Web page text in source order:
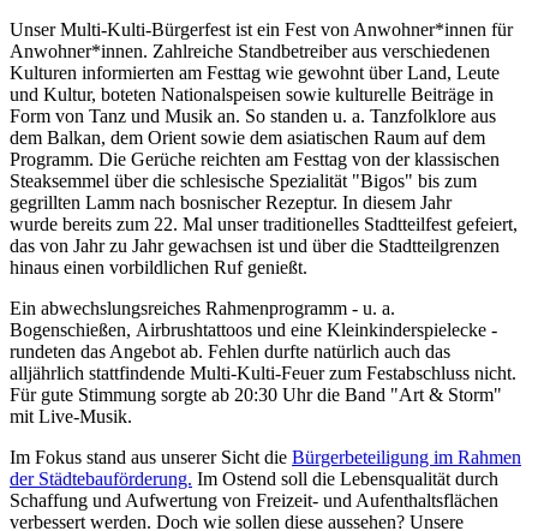
Unser Multi-Kulti-Bürgerfest ist ein Fest von Anwohner*innen für
Anwohner*innen. Zahlreiche Standbetreiber aus verschiedenen
Kulturen informierten am Festtag wie gewohnt über Land, Leute
und Kultur, boteten Nationalspeisen sowie kulturelle Beiträge in
Form von Tanz und Musik an. So standen u. a. Tanzfolklore aus
dem Balkan, dem Orient sowie dem asiatischen Raum auf dem
Programm. Die Gerüche reichten am Festtag von der klassischen
Steaksemmel über die schlesische Spezialität "Bigos" bis zum
gegrillten Lamm nach bosnischer Rezeptur. In diesem Jahr
wurde bereits zum 22. Mal unser traditionelles Stadtteilfest gefeiert,
das von Jahr zu Jahr gewachsen ist und über die Stadtteilgrenzen
hinaus einen vorbildlichen Ruf genießt.
Ein abwechslungsreiches Rahmenprogramm - u. a.
Bogenschießen, Airbrushtattoos und eine Kleinkinderspielecke -
rundeten das Angebot ab. Fehlen durfte natürlich auch das
alljährlich stattfindende Multi-Kulti-Feuer zum Festabschluss nicht.
Für gute Stimmung sorgte ab 20:30 Uhr die Band "Art & Storm"
mit Live-Musik.
Im Fokus stand aus unserer Sicht die Bürgerbeteiligung im Rahmen
der Städtebauförderung. Im Ostend soll die Lebensqualität durch
Schaffung und Aufwertung von Freizeit- und Aufenthaltsflächen
verbessert werden. Doch wie sollen diese aussehen? Unsere